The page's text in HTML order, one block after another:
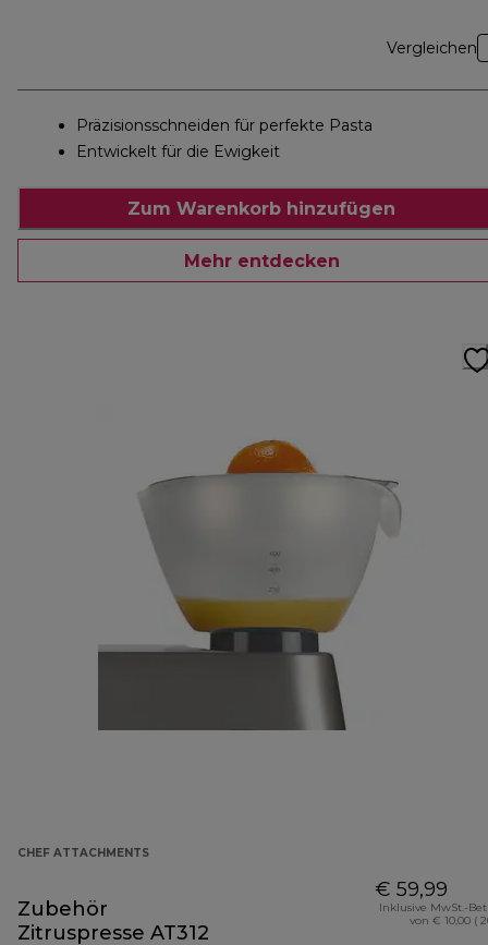
Vergleichen
Präzisionsschneiden für perfekte Pasta
Entwickelt für die Ewigkeit
Zum Warenkorb hinzufügen
Mehr entdecken
CHEF ATTACHMENTS
Zubehör
Zitruspresse AT312
€ 59,99
Inklusive MwSt.-
von € 10,00 (